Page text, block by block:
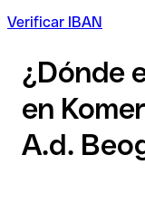
Verificar IBAN
¿Dónde
en
A.d.